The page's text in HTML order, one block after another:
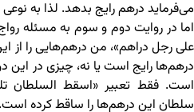
می‌فرماید درهم رایج بدهد. لذا به
اما در روایت دوم و سوم به مسئله
علی رجل دراهم»، من درهم‌هایی را از
درهم‌ها رایج است یا نه، چیزی در
است. فقط تعبیر «اسقط السلطان
سلطان این درهم‌ها را ساقط کرده است.